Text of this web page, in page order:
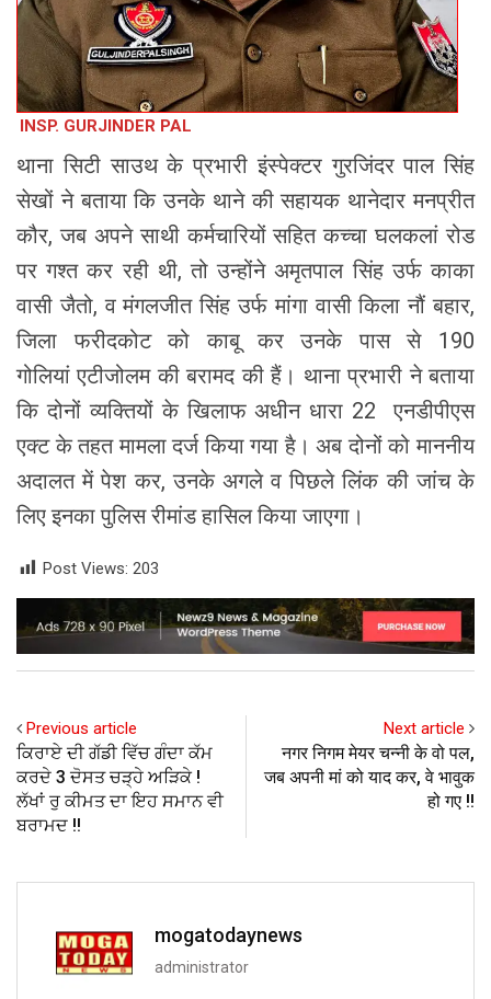
INSP. GURJINDER PAL
थाना सिटी साउथ के प्रभारी इंस्पेक्टर गुरजिंदर पाल सिंह
सेखों ने बताया कि उनके थाने की सहायक थानेदार मनप्रीत
कौर, जब अपने साथी कर्मचारियों सहित कच्चा घलकलां रोड
पर गश्त कर रही थी, तो उन्होंने अमृतपाल सिंह उर्फ काका
वासी जैतो, व मंगलजीत सिंह उर्फ मांगा वासी किला नौं बहार,
जिला फरीदकोट को काबू कर उनके पास से 190
गोलियां एटीजोलम की बरामद की हैं। थाना प्रभारी ने बताया
कि दोनों व्यक्तियों के खिलाफ अधीन धारा 22 एनडीपीएस
एक्ट के तहत मामला दर्ज किया गया है। अब दोनों को माननीय
अदालत में पेश कर, उनके अगले व पिछले लिंक की जांच के
लिए इनका पुलिस रीमांड हासिल किया जाएगा।
Post Views: 203
Previous article
ਕਿਰਾਏ ਦੀ ਗੱਡੀ ਵਿੱਚ ਗੰਦਾ ਕੱਮ
ਕਰਦੇ 3 ਦੋਸਤ ਚੜ੍ਹੇ ਅੜਿਕੇ !
ਲੱਖਾਂ ਰੁ ਕੀਮਤ ਦਾ ਇਹ ਸਮਾਨ ਵੀ
ਬਰਾਮਦ !!
Next article
नगर निगम मेयर चन्नी के वो पल,
जब अपनी मां को याद कर, वे भावुक
हो गए !!
mogatodaynews
administrator